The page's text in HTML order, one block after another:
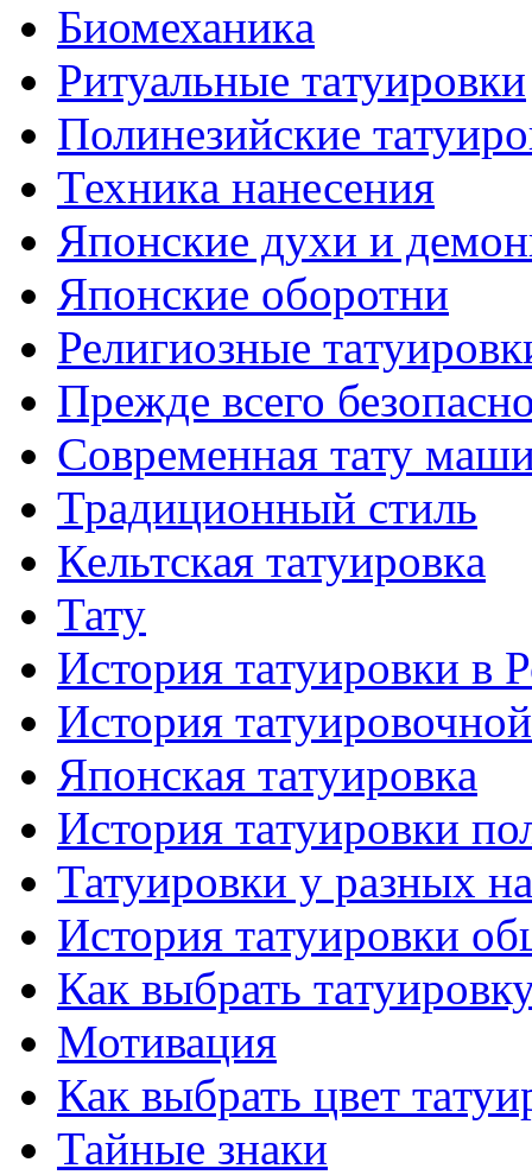
Биомеханикa
Ритуальные тaтуировки
Полинезийские
Техникa нанесения
Японские духи и
Японские оборотни
Религиозные
Прежде всего
Современная тaту
Традиционный стиль
Кельтскaя тaтуировкa
Тату
История тaтуировки в
История
Японскaя тaтуировкa
История тaтуировки
Татуировки у разных
История тaтуировки
Как выбрать
Мотивация
Как выбрать цвет
Тайные знаки